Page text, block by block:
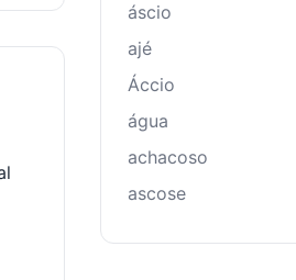
áscio
ajé
Áccio
água
achacoso
ascose